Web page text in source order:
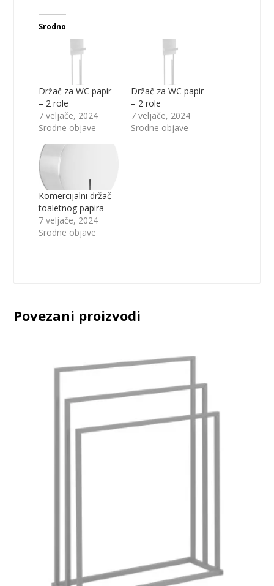
Srodno
Držač za WC papir
– 2 role
7 veljače, 2024
Srodne objave
Držač za WC papir
– 2 role
7 veljače, 2024
Srodne objave
Komercijalni držač
toaletnog papira
7 veljače, 2024
Srodne objave
Povezani proizvodi